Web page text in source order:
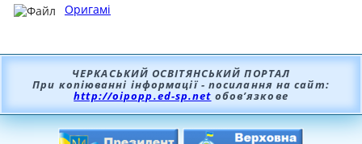
Оригамі
ЧЕРКАСЬКИЙ ОСВІТЯНСЬКИЙ ПОРТАЛ
При копіюванні інформації - посилання на сайт:
http://oipopp.ed-sp.net обов’язкове